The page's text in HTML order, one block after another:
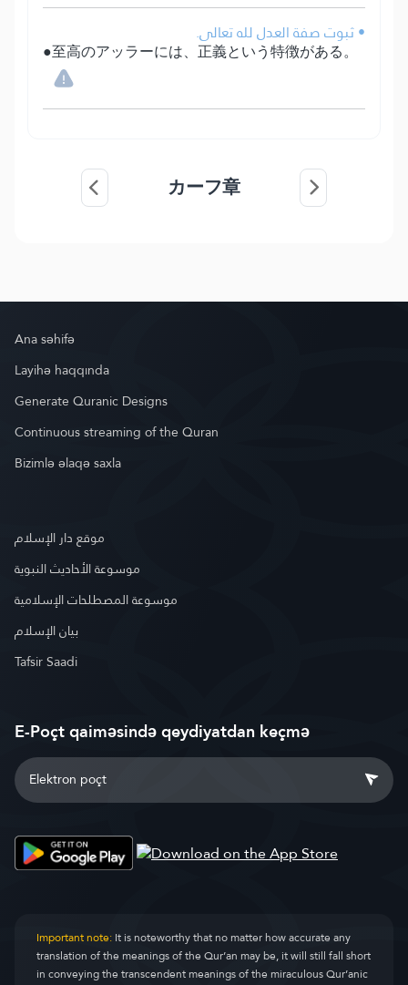
• ثبوت صفة العدل لله تعالى.
●至高のアッラーには、正義という特徴がある。
カーフ章
Ana səhifə
Layihə haqqında
Generate Quranic Designs
Continuous streaming of the Quran
Bizimlə əlaqə saxla
موقع دار الإسلام
موسوعة الأحاديث النبوية
موسوعة المصطلحات الإسلامية
بيان الإسلام
Tafsir Saadi
E-Poçt qaiməsində qeydiyatdan keçmə
Important note:It is noteworthy that no matter how accurate any
translation of the meanings of the Qur’an may be, it will still fall short
in conveying the transcendent meanings of the miraculous Qur’anic